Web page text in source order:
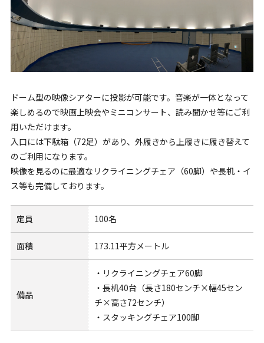
ドーム型の映像シアターに投影が可能です。音楽が一体となって
楽しめるので映画上映会やミニコンサート、読み聞かせ等にご利
用いただけます。
入口には下駄箱（72足）があり、外履きから上履きに履き替えて
のご利用になります。
映像を見るのに最適なリクライニングチェア（60脚）や長机・イ
ス等も完備しております。
定員 100名
面積 173.11平方メートル
備品
・リクライニングチェア60脚
・長机40台（長さ180センチ×幅45セン
チ×高さ72センチ）
・スタッキングチェア100脚